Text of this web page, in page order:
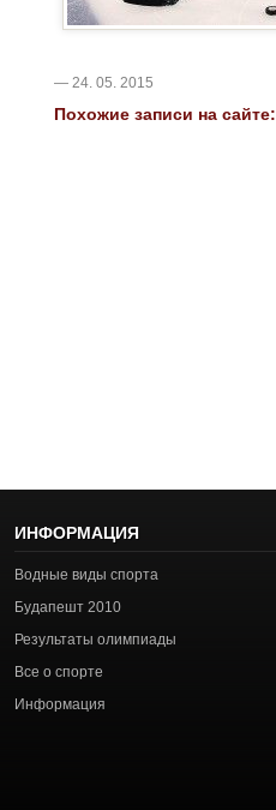
— 24. 05. 2015
Похожие записи на сайте:
ИНФОРМАЦИЯ
Водные виды спорта
Будапешт 2010
Результаты олимпиады
Все о спорте
Информация